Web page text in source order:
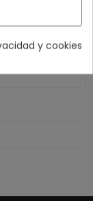
DJI RC Pro
y cookies